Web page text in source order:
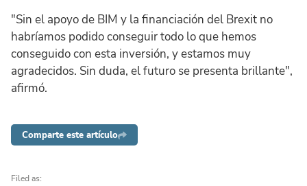
"Sin el apoyo de BIM y la financiación del Brexit no
habríamos podido conseguir todo lo que hemos
conseguido con esta inversión, y estamos muy
agradecidos. Sin duda, el futuro se presenta brillante",
afirmó.
Comparte este artículo
Filed as: